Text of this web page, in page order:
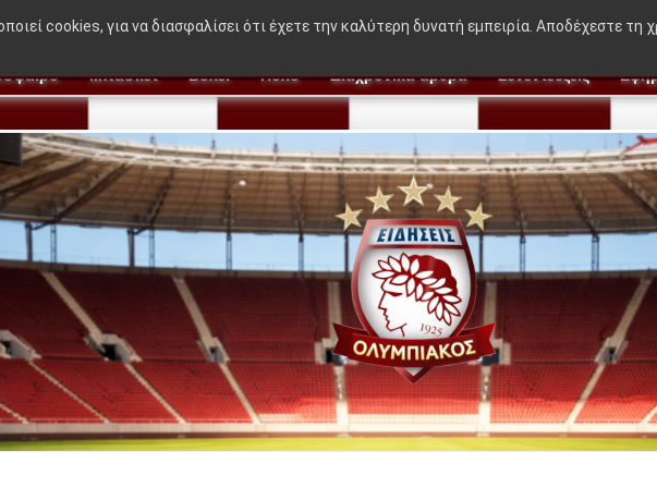
Μπάσκετ Βόλεϊ Πόλο Διαχρονικά άρθρα Συνεντεύξεις
🔥 BREAKING NEWS: "Η ιδέα που δεν βγήκε στον
cookies, για να διασφαλίσει ότι έχετε την καλύτερη δυνατή εμπειρία. Αποδέχεστε τη